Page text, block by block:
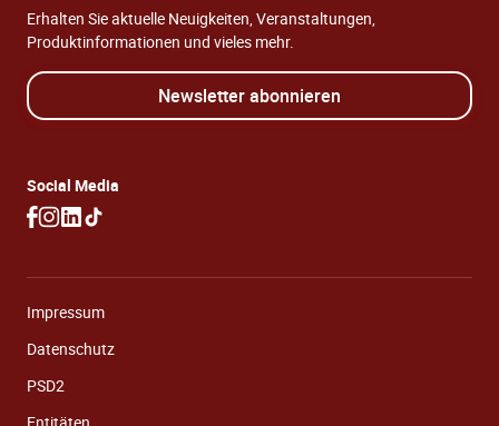
Erhalten Sie aktuelle Neuigkeiten, Veranstaltungen,
Produktinformationen und vieles mehr.
Newsletter abonnieren
Social Media
Impressum
Datenschutz
PSD2